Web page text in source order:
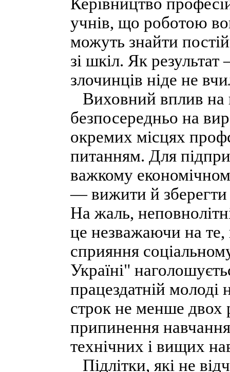
учнів, що роботою
можуть знайти
зі шкіл. Як
злочинців ніде не
Виховний вплив на
безпосередньо на
окремих місцях
питанням. Для
важкому
— вижити й зберегти
На жаль,
це незважаючи на
сприяння
Україні"
працездатній
строк не менше двох
припинення
технічних і вищих
Підлітки, які не